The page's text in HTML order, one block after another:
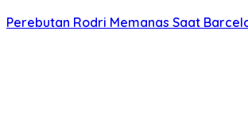
Perebutan Rodri Memanas Saat